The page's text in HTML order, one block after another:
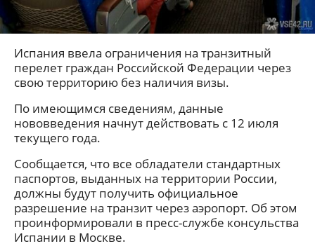
Испания ввела ограничения на транзитный
перелет граждан Российской Федерации через
свою территорию без наличия визы.
По имеющимся сведениям, данные
нововведения начнут действовать с 12 июля
текущего года.
Сообщается, что все обладатели стандартных
паспортов, выданных на территории России,
должны будут получить официальное
разрешение на транзит через аэропорт. Об этом
проинформировали в пресс-службе консульства
Испании в Москве.